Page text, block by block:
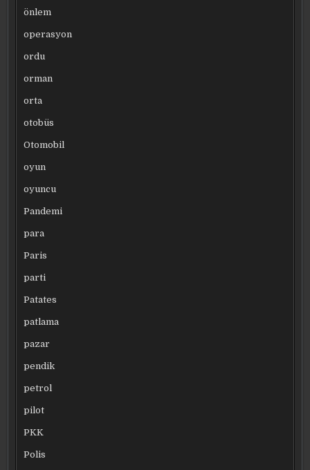
önlem
operasyon
ordu
orman
orta
otobüs
Otomobil
oyun
oyuncu
Pandemi
para
Paris
parti
Patates
patlama
pazar
pendik
petrol
pilot
PKK
Polis